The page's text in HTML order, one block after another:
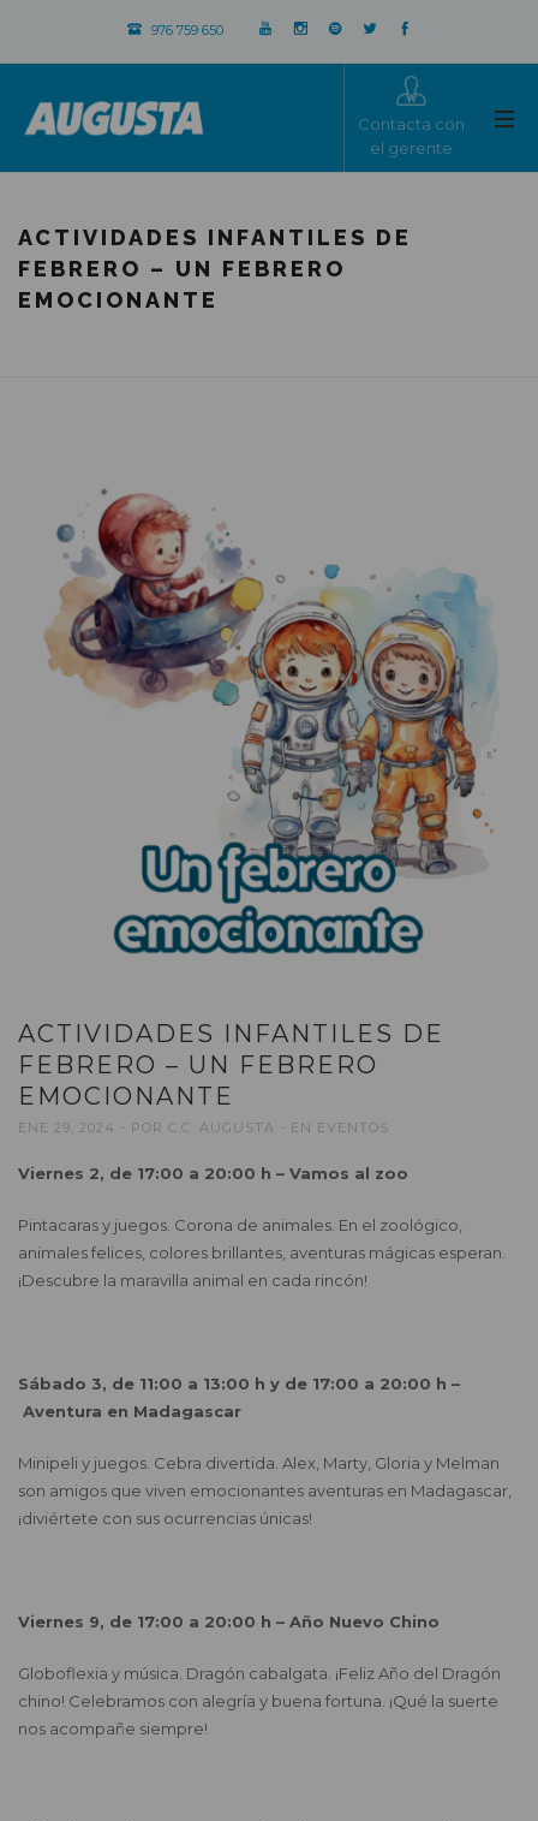
976 759 650
Contacta con
el gerente
ACTIVIDADES INFANTILES DE
FEBRERO – UN FEBRERO
EMOCIONANTE
ACTIVIDADES INFANTILES DE
FEBRERO – UN FEBRERO
EMOCIONANTE
ENE 29, 2024 POR C.C. AUGUSTA EN EVENTOS
Viernes 2, de 17:00 a 20:00 h – Vamos al zoo
Pintacaras y juegos. Corona de animales. En el zoológico,
animales felices, colores brillantes, aventuras mágicas esperan.
¡Descubre la maravilla animal en cada rincón!
Sábado 3, de 11:00 a 13:00 h y de 17:00 a 20:00 h –
Aventura en Madagascar
Minipeli y juegos. Cebra divertida. Alex, Marty, Gloria y Melman
son amigos que viven emocionantes aventuras en Madagascar,
¡diviértete con sus ocurrencias únicas!
Viernes 9, de 17:00 a 20:00 h – Año Nuevo Chino
Globoflexia y música. Dragón cabalgata. ¡Feliz Año del Dragón
chino! Celebramos con alegría y buena fortuna. ¡Qué la suerte
nos acompañe siempre!